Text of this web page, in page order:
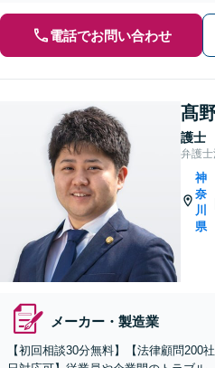
電話でお問い合わせ
髙
護士
弁護
神
奈
川
県
メーカー・製造業
【初回相談30分無料】【法律顧問200